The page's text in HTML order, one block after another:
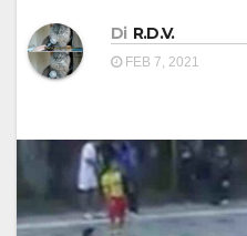
Di R.D.V.
FEB 7, 2021